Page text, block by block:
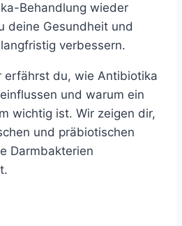
Behandlung wieder
deine Gesundheit und
verbessern.
erfährst du, wie Antibiotika
und warum ein
wichtig ist. Wir zeigen dir,
und präbiotischen
Darmbakterien